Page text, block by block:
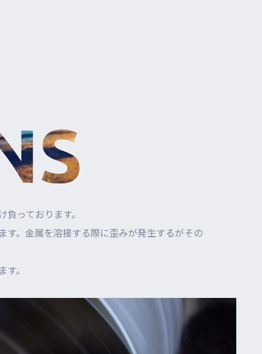
っております。
。金属を溶接する際に歪みが発生するがその
。